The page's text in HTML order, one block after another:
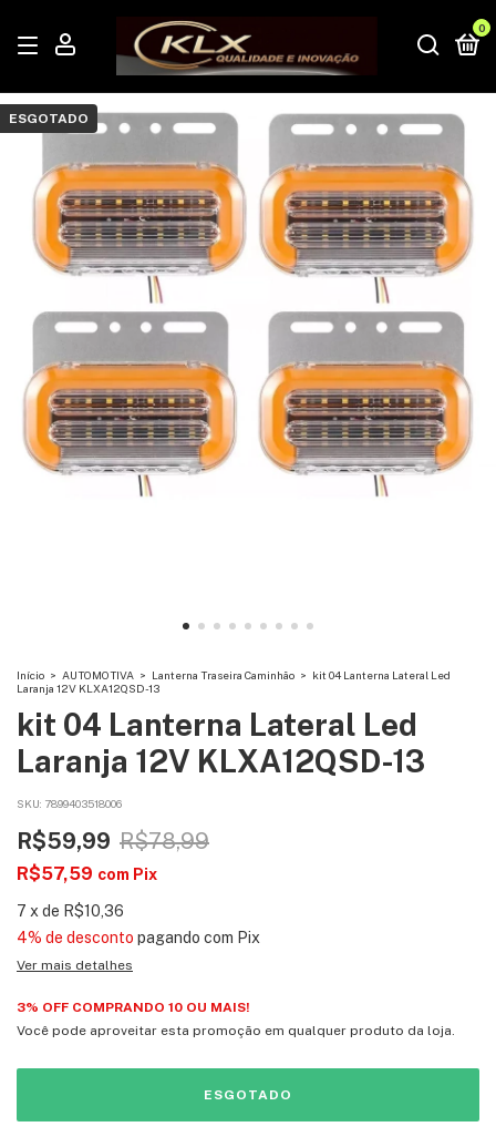
0
ESGOTADO
Início > AUTOMOTIVA > Lanterna Traseira Caminhão > kit 04 Lanterna Lateral Led
Laranja 12V KLXA12QSD-13
kit 04 Lanterna Lateral Led
Laranja 12V KLXA12QSD-13
SKU: 7899403518006
R$59,99 R$78,99
R$57,59 com Pix
7 x de R$10,36
4% de desconto pagando com Pix
Ver mais detalhes
3% OFF COMPRANDO 10 OU MAIS!
Você pode aproveitar esta promoção em qualquer produto da loja.